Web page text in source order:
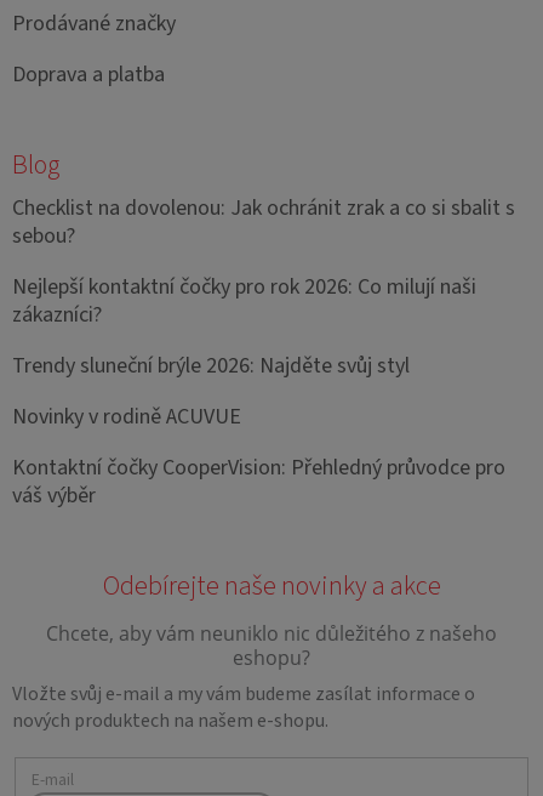
Prodávané značky
Doprava a platba
Blog
Checklist na dovolenou: Jak ochránit zrak a co si sbalit s
sebou?
Nejlepší kontaktní čočky pro rok 2026: Co milují naši
zákazníci?
Trendy sluneční brýle 2026: Najděte svůj styl
Novinky v rodině ACUVUE
Kontaktní čočky CooperVision: Přehledný průvodce pro
váš výběr
Vložte svůj e-mail a my vám budeme zasílat informace o
nových produktech na našem e-shopu.
E-mail